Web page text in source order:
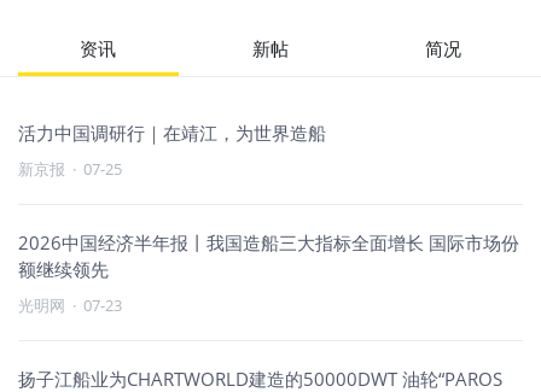
资讯 新帖 简况
新京报 · 07-25
2026中国经济半年报丨我国造船三大指标全面增长 国际市场份
额继续领先
光明网 · 07-23
扬子江船业为CHARTWORLD建造的50000DWT 油轮“PAROS